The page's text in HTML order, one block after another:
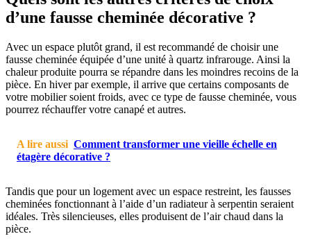
d’une fausse cheminée décorative ?
Avec un espace plutôt grand, il est recommandé de choisir une
fausse cheminée équipée d’une unité à quartz infrarouge. Ainsi la
chaleur produite pourra se répandre dans les moindres recoins de la
pièce. En hiver par exemple, il arrive que certains composants de
votre mobilier soient froids, avec ce type de fausse cheminée, vous
pourrez réchauffer votre canapé et autres.
A lire aussi Comment transformer une vieille échelle en
étagère décorative ?
Tandis que pour un logement avec un espace restreint, les fausses
cheminées fonctionnant à l’aide d’un radiateur à serpentin seraient
idéales. Très silencieuses, elles produisent de l’air chaud dans la
pièce.